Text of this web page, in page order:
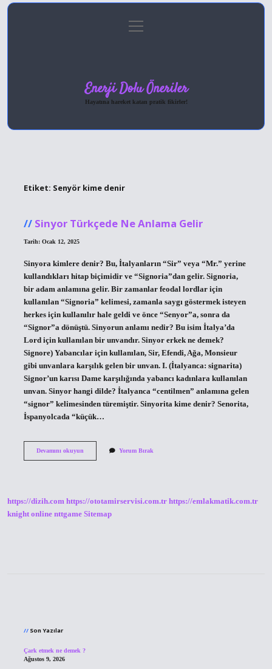
Gizlilik Politikası
menüyü
aç
Enerji Dolu Öneriler
Hayatına hareket katan pratik fikirler!
Etiket: Senyör kime denir
Sinyor Türkçede Ne Anlama Gelir
Tarih: Ocak 12, 2025
Sinyora kimlere denir? Bu, İtalyanların “Sir” veya “Mr.” yerine
kullandıkları hitap biçimidir ve “Signoria”dan gelir. Signoria,
bir adam anlamına gelir. Bir zamanlar feodal lordlar için
kullanılan “Signoria” kelimesi, zamanla saygı göstermek isteyen
herkes için kullanılır hale geldi ve önce “Senyor”a, sonra da
“Signor”a dönüştü. Sinyorun anlamı nedir? Bu isim İtalya’da
Lord için kullanılan bir unvandır. Sinyor erkek ne demek?
Signore) Yabancılar için kullanılan, Sir, Efendi, Ağa, Monsieur
gibi unvanlara karşılık gelen bir unvan. I. (İtalyanca: signarita)
Signor’un karısı Dame karşılığında yabancı kadınlara kullanılan
unvan. Sinyor hangi dilde? İtalyanca “centilmen” anlamına gelen
“signor” kelimesinden türemiştir. Sinyorita kime denir? Senorita,
İspanyolcada “küçük…
Devamını okuyunSinyor
Yorum Bırak
https://dizih.com https://ototamirservisi.com.tr https://emlakmatik.com.tr
knight online nttgame Sitemap
Son Yazılar
Çark etmek ne demek ?
Ağustos 9, 2026